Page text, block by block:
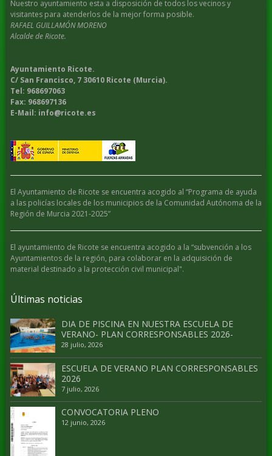
Nuestro ayuntamiento esta a disposición de todos los vecinos y
visitantes para atenderlos de la mejor forma posible.
RAFAEL GUILLAMÓN MORENO
Alcalde de Ricote.
Ayuntamiento Ricote.
C/ San Francisco, 7 30610 Ricote (Murcia).
Tel: 968697063
Fax: 968697136
E-Mail: info@ricote.es
El Ayuntamiento de Ricote se encuentra acogido al “Programa de ayuda
a las policías locales de los municipios de la Comunidad Autónoma de la
Región de Murcia 2021-2025”
El ayuntamiento de Ricote se encuentra acogido a la “subvención a los
Ayuntamientos de la región, para colaborar en la adquisición de
material destinado a la protección civil municipal".
Últimas noticias
DIA DE PISCINA EN NUESTRA ESCUELA DE
VERANO- PLAN CORRESPONSABLES 2026-
28 julio, 2026
ESCUELA DE VERANO PLAN CORRESPONSABLES
2026
7 julio, 2026
CONVOCATORIA PLENO
12 junio, 2026